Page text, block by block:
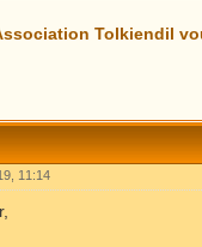
Tolkiendil
11:14